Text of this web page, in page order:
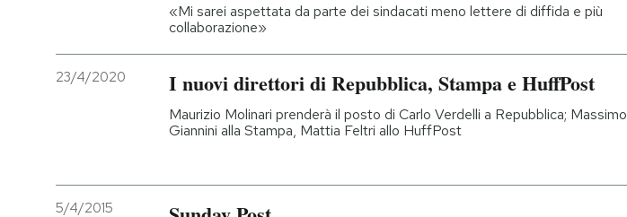
«Mi sarei aspettata da parte dei sindacati meno lettere di diffida e più
collaborazione»
23/4/2020 I nuovi direttori di Repubblica, Stampa e HuffPost
Maurizio Molinari prenderà il posto di Carlo Verdelli a Repubblica; Massimo
Giannini alla Stampa, Mattia Feltri allo HuffPost
5/4/2015